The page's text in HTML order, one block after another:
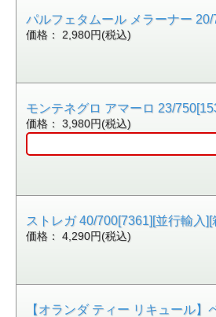
パルフェタムール メラーナー
価格： 2,980円(税込)
モンテネグロ アマーロ 23/
価格： 3,980円(税込)
ストレガ 40/700[7361][並行輸入
価格： 4,290円(税込)
【オランダ ティー リキュール